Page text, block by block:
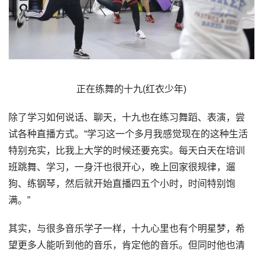
正在练舞的十九(红衣少年)
除了学习如何说话、聊天，十九也在练习舞蹈、表演，尝
试各种直播方式。“学习这一个多月我感觉现在的这种生活
特别充实，比我上大学的时候还要充实。每天白天在培训
班跳舞、学习，一身汗也很开心，晚上回家很规律，遛
狗、练钢琴，然后就开始直播四五个小时，时间特别饱
满。”
其实，与很多音乐学子一样，十九心里也有个明星梦，希
望更多人能听到他的音乐，肯定他的音乐。但同时他也清